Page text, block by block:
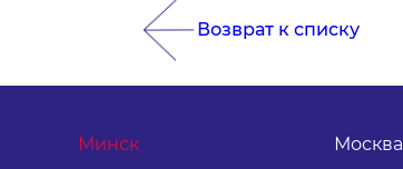
Возврат к списку
Минск Москва